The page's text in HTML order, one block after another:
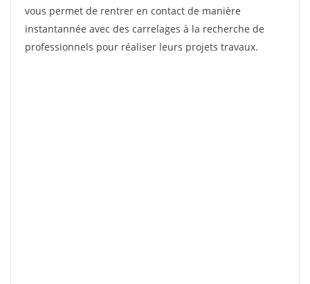
vous permet de rentrer en contact de manière
instantannée avec des carrelages à la recherche de
professionnels pour réaliser leurs projets travaux.